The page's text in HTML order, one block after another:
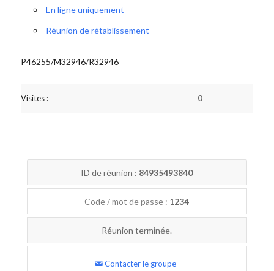
En ligne uniquement
Réunion de rétablissement
P46255/M32946/R32946
Visites : 0
ID de réunion : 84935493840
Code / mot de passe : 1234
Réunion terminée.
Contacter le groupe